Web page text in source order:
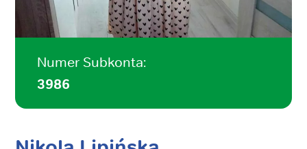
Numer Subkonta:
3986